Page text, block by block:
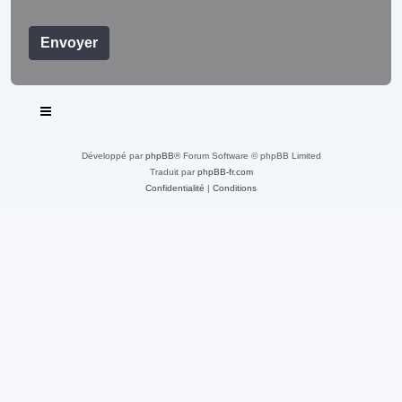
Développé parphpBB® Forum Software © phpBB Limited
Traduit parphpBB-fr.com
Confidentialité
Conditions